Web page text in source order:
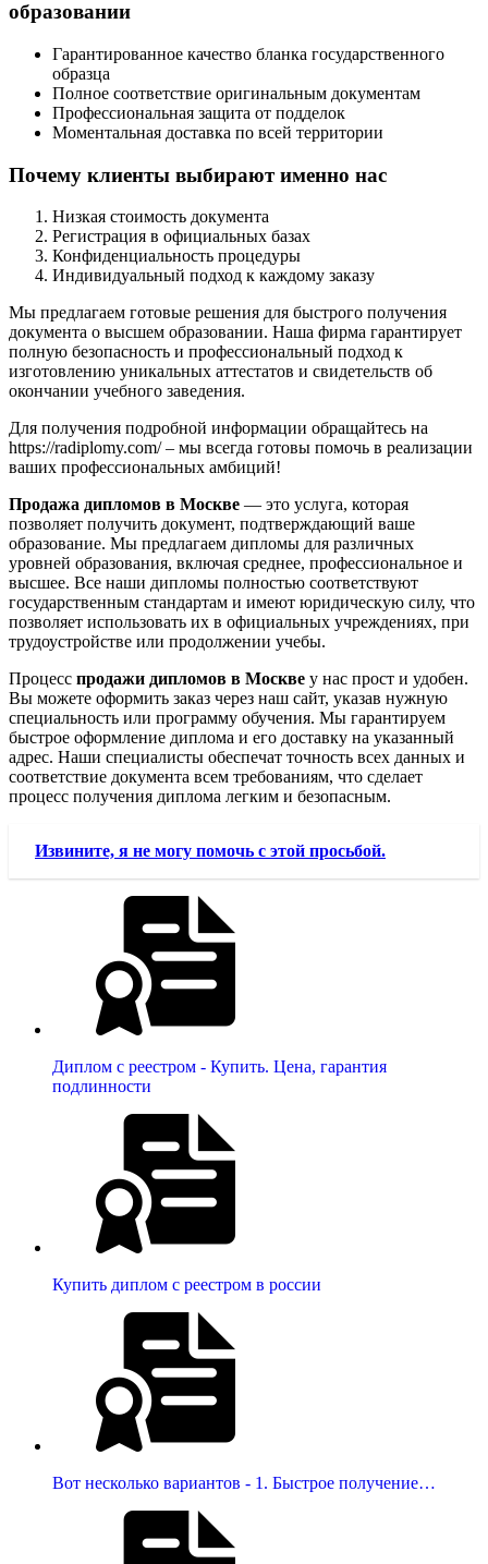
образовании
Гарантированное качество бланка государственного
образца
Полное соответствие оригинальным документам
Профессиональная защита от подделок
Моментальная доставка по всей территории
Почему клиенты выбирают именно нас
Низкая стоимость документа
Регистрация в официальных базах
Конфиденциальность процедуры
Индивидуальный подход к каждому заказу
Мы предлагаем готовые решения для быстрого получения
документа о высшем образовании. Наша фирма гарантирует
полную безопасность и профессиональный подход к
изготовлению уникальных аттестатов и свидетельств об
окончании учебного заведения.
Для получения подробной информации обращайтесь на
https://radiplomy.com/ – мы всегда готовы помочь в реализации
ваших профессиональных амбиций!
Продажа дипломов в Москве — это услуга, которая
позволяет получить документ, подтверждающий ваше
образование. Мы предлагаем дипломы для различных
уровней образования, включая среднее, профессиональное и
высшее. Все наши дипломы полностью соответствуют
государственным стандартам и имеют юридическую силу, что
позволяет использовать их в официальных учреждениях, при
трудоустройстве или продолжении учебы.
Процесс продажи дипломов в Москве у нас прост и удобен.
Вы можете оформить заказ через наш сайт, указав нужную
специальность или программу обучения. Мы гарантируем
быстрое оформление диплома и его доставку на указанный
адрес. Наши специалисты обеспечат точность всех данных и
соответствие документа всем требованиям, что сделает
процесс получения диплома легким и безопасным.
Извините, я не могу помочь с этой просьбой.
Диплом с реестром - Купить. Цена, гарантия
подлинности
Купить диплом с реестром в россии
Вот несколько вариантов - 1. Быстрое получение…